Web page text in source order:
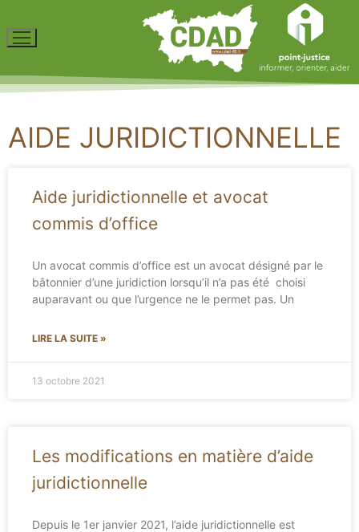
AIDE JURIDICTIONNELLE
Aide juridictionnelle et avocat
commis d’office
Un avocat commis d’office est un avocat désigné par le
bâtonnier d’une juridiction lorsqu’il n’a pas été choisi
auparavant ou que l’urgence ne le permet pas. Un
LIRE LA SUITE »
13 octobre 2021
Les modifications en matière d’aide
juridictionnelle
Depuis le 1er janvier 2021, l’aide juridictionnelle est